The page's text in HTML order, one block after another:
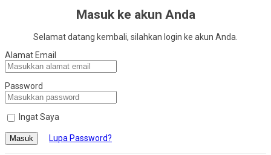
Masuk ke akun Anda
Selamat datang kembali, silahkan login ke akun Anda.
Alamat Email
Password
Ingat Saya
Masuk Lupa Password?